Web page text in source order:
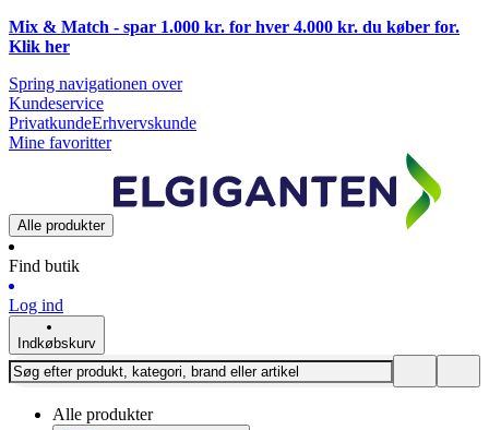
Mix & Match - spar 1.000 kr. for hver 4.000 kr. du køber for.
Klik her
Spring navigationen over
Kundeservice
PrivatkundeErhvervskunde
Mine favoritter
Alle produkter
Find butik
Log ind
Indkøbskurv
Alle produkter